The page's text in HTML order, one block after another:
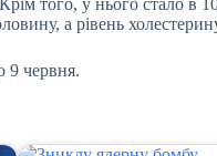
того, у нього стало в
а рівень
9 червня.